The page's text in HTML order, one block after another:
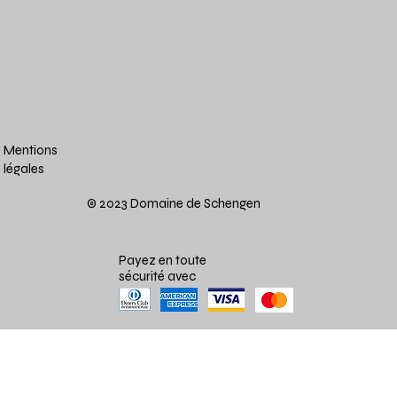
Payez en toute
sécurité avec
Mentions
légales
© 2023 Domaine de Schengen